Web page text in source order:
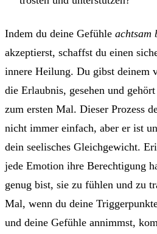
Indem du deine Gefühle achtsam
akzeptierst, schaffst du einen
innere Heilung. Du gibst deinem
die Erlaubnis, gesehen und
zum ersten Mal. Dieser Prozess
nicht immer einfach, aber er ist
dein seelisches Gleichgewicht.
jede Emotion ihre Berechtigung
genug bist, sie zu fühlen und zu
Mal, wenn du deine
und deine Gefühle annimmst,